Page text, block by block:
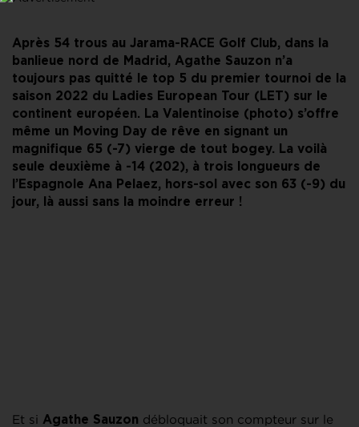
Après 54 trous au Jarama-RACE Golf Club, dans la
banlieue nord de Madrid, Agathe Sauzon n’a
toujours pas quitté le top 5 du premier tournoi de la
saison 2022 du Ladies European Tour (LET) sur le
continent européen. La Valentinoise (photo) s’offre
même un Moving Day de rêve en signant un
magnifique 65 (-7) vierge de tout bogey. La voilà
seule deuxième à -14 (202), à trois longueurs de
l’Espagnole Ana Pelaez, hors-sol avec son 63 (-9) du
jour, là aussi sans la moindre erreur !
Et si Agathe Sauzon débloquait son compteur sur le